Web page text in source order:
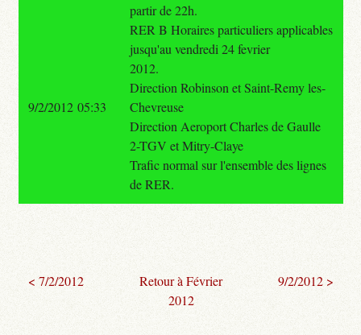
partir de 22h.
RER B Horaires particuliers applicables
jusqu'au vendredi 24 fevrier
2012.
Direction Robinson et Saint-Remy les-
Chevreuse
Direction Aeroport Charles de Gaulle
2-TGV et Mitry-Claye
Trafic normal sur l'ensemble des lignes
de RER.
9/2/2012 05:33
< 7/2/2012
Retour à Février
2012
9/2/2012 >